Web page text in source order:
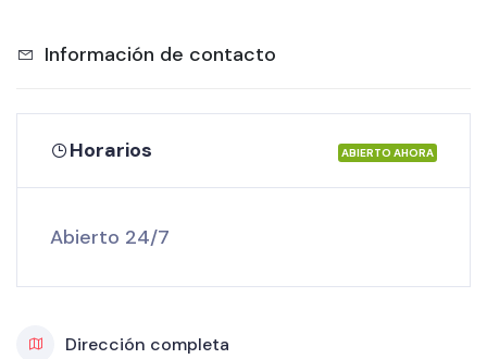
Información de contacto
Horarios ABIERTO AHORA
Abierto 24/7
Dirección completa